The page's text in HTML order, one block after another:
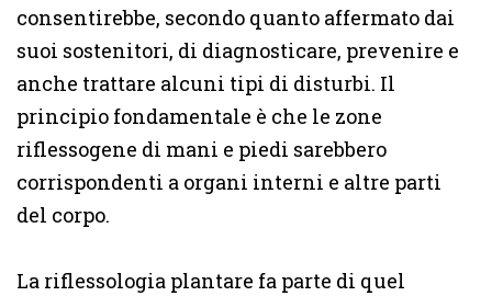
consentirebbe, secondo quanto affermato dai
suoi sostenitori, di diagnosticare, prevenire e
anche trattare alcuni tipi di disturbi. Il
principio fondamentale è che le zone
riflessogene di mani e piedi sarebbero
corrispondenti a organi interni e altre parti
del corpo.
La riflessologia plantare fa parte di quel